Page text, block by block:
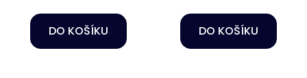
DO KOŠÍKU DO KOŠÍKU